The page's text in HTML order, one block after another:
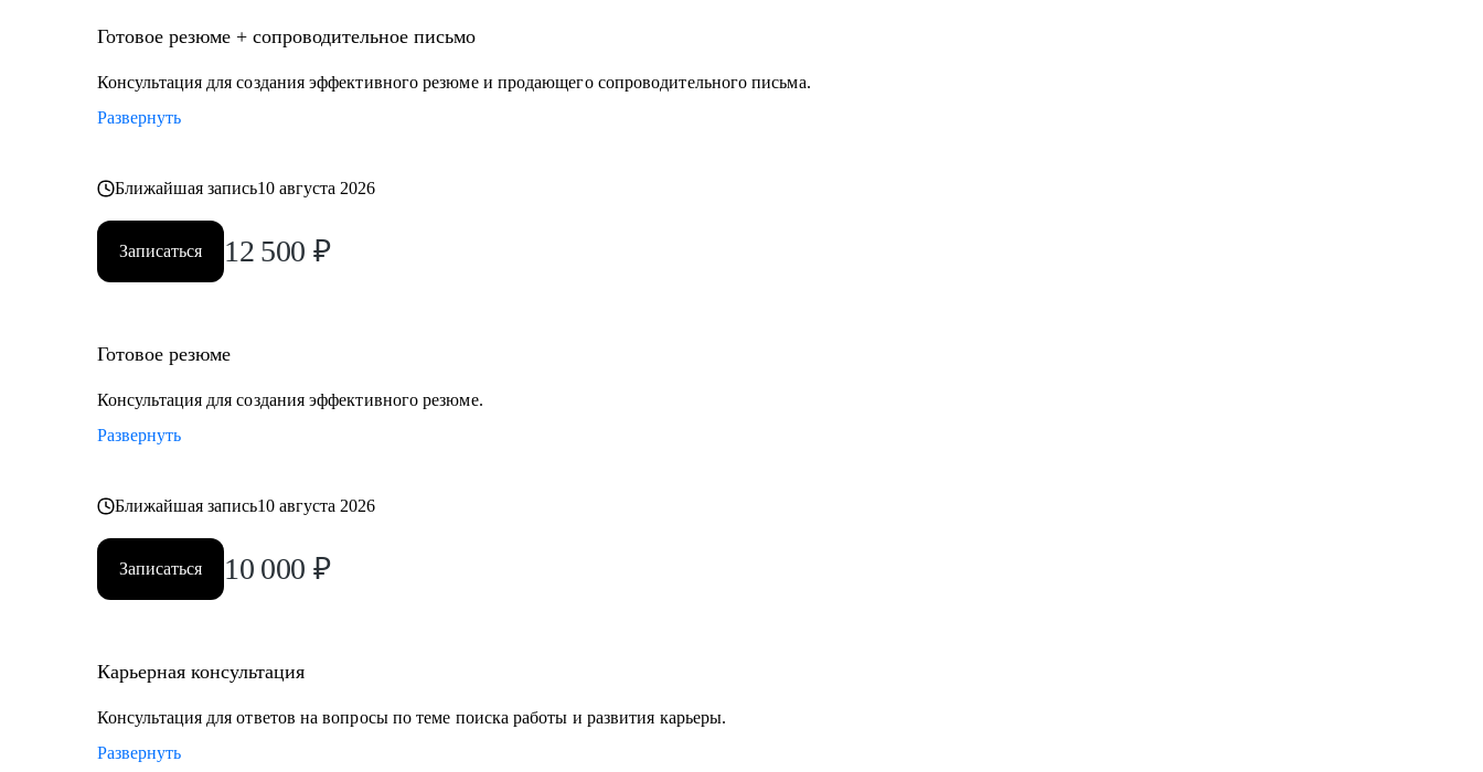
Руководителям и экспертам из отраслей и функциональных направлений:
• Нефтегаз и энергетика
• Строительство и девелопмент
• Логистика, закупки, управление цепями поставок
• Управление персоналом
• Юриспруденция и правовое сопровождение бизнеса
решение.
Готовое резюме + сопроводительное письмо
Консультация для создания эффективного резюме и продающего сопроводительного письма.
Развернуть
Ближайшая запись10 августа 2026
Записаться 12 500 ₽
Готовое резюме
Консультация для создания эффективного резюме.
Развернуть
Ближайшая запись10 августа 2026
Записаться 10 000 ₽
Карьерная консультация
Консультация для ответов на вопросы по теме поиска работы и развития карьеры.
Развернуть